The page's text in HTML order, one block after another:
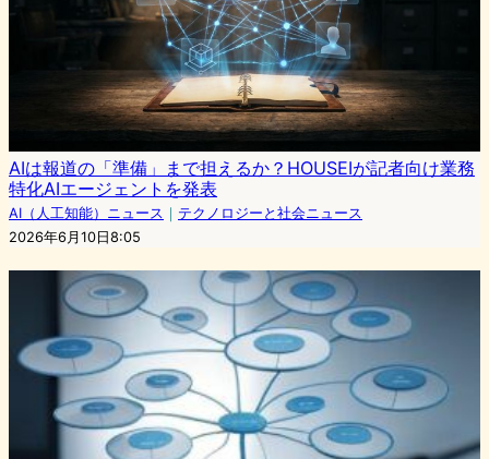
AIは報道の「準備」まで担えるか？HOUSEIが記者向け業務
特化AIエージェントを発表
AI（人工知能）ニュース ｜ テクノロジーと社会ニュース
2026年6月10日8:05